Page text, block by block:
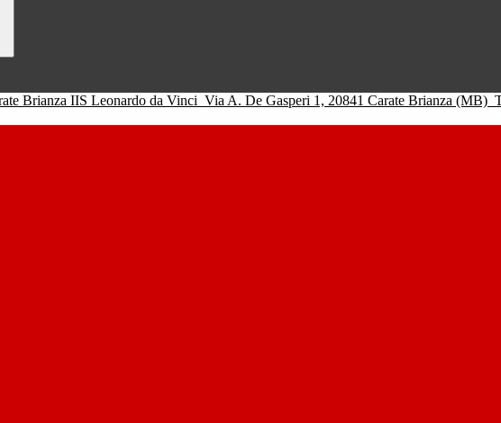
IIS Leonardo da Vinci Via A. De Gasperi 1, 20841 Carate Brianza (MB)